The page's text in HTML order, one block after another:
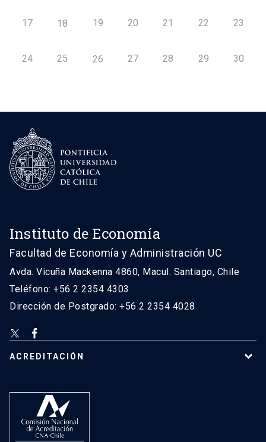
17 18 19 20 21 22 23
24 25 26 27 28 29 30
Instituto de Economía
Facultad de Economía y Administración UC
Avda. Vicuña Mackenna 4860, Macul. Santiago, Chile
Teléfono: +56 2 2354 4303
Dirección de Postgrado: +56 2 2354 4028
ACREDITACIÓN